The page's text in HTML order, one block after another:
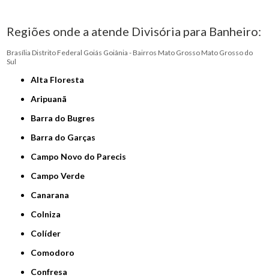
Regiões onde a atende Divisória para Banheiro:
Brasília Distrito Federal Goiás Goiânia - Bairros Mato Grosso Mato Grosso do
Sul
Alta Floresta
Aripuanã
Barra do Bugres
Barra do Garças
Campo Novo do Parecis
Campo Verde
Canarana
Colniza
Colíder
Comodoro
Confresa